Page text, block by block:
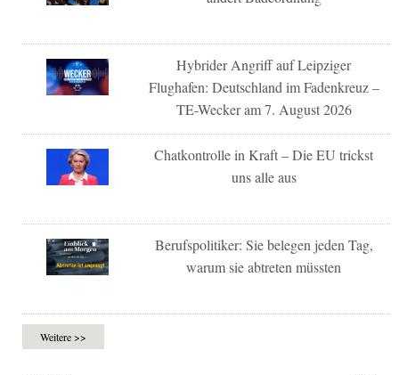
Hybrider Angriff auf Leipziger
Flughafen: Deutschland im Fadenkreuz –
TE-Wecker am 7. August 2026
Chatkontrolle in Kraft – Die EU trickst
uns alle aus
Berufspolitiker: Sie belegen jeden Tag,
warum sie abtreten müssten
Weitere >>